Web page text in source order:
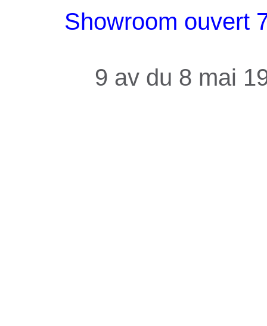
Showroom ouvert
9 av du 8 mai